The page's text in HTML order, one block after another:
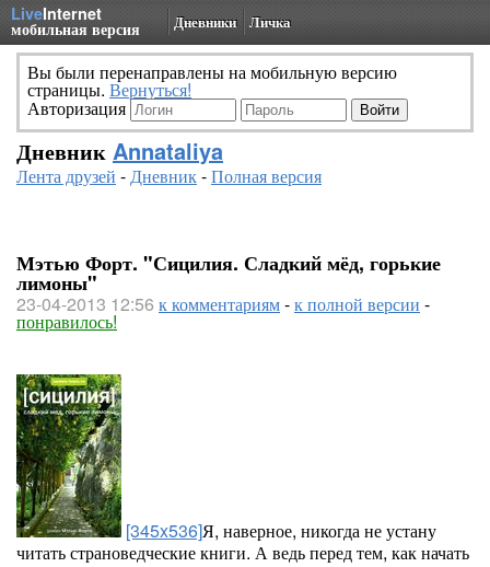
LiveInternet
мобильная версия Дневники Личка
Вы были перенаправлены на мобильную версию
страницы. Вернуться!
Авторизация
Дневник Annataliya
Лента друзей -Дневник-Полная версия
Мэтью Форт. "Сицилия. Сладкий мёд, горькие
лимоны"
23-04-2013 12:56 к комментариям-к полной версии -
понравилось!
[345x536]Я, наверное, никогда не устану
читать страноведческие книги. А ведь перед тем, как начать